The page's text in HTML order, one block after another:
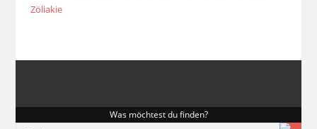
Zöliakie
Was möchtest du finden?